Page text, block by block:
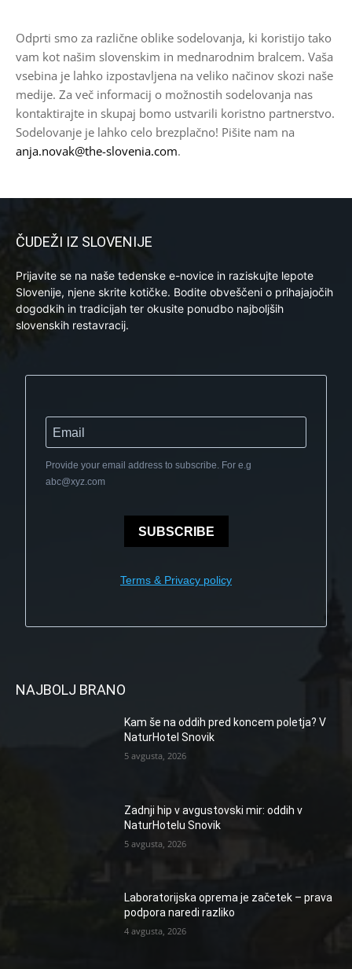
Odprti smo za različne oblike sodelovanja, ki koristijo tako
vam kot našim slovenskim in mednarodnim bralcem. Vaša
vsebina je lahko izpostavljena na veliko načinov skozi naše
medije. Za več informacij o možnostih sodelovanja nas
kontaktirajte in skupaj bomo ustvarili koristno partnerstvo.
Sodelovanje je lahko celo brezplačno! Pišite nam na
anja.novak@the-slovenia.com.
ČUDEŽI IZ SLOVENIJE
Prijavite se na naše tedenske e-novice in raziskujte lepote
Slovenije, njene skrite kotičke. Bodite obveščeni o prihajajočih
dogodkih in tradicijah ter okusite ponudbo najboljših
slovenskih restavracij.
Provide your email address to subscribe. For e.g
abc@xyz.com
SUBSCRIBE
Terms & Privacy policy
NAJBOLJ BRANO
Kam še na oddih pred koncem poletja? V
NaturHotel Snovik
5 avgusta, 2026
Zadnji hip v avgustovski mir: oddih v
NaturHotelu Snovik
5 avgusta, 2026
Laboratorijska oprema je začetek – prava
podpora naredi razliko
4 avgusta, 2026